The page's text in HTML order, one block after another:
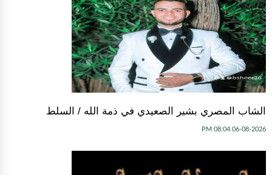
الشاب المصري بشير الصعيدي في ذمة الله / السلط
06-08-2026 08:04 PM